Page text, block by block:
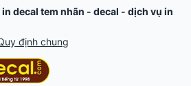
in decal tem nhãn - decal - dịch vụ in
định chung